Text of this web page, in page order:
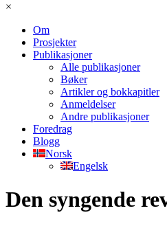
×
Om
Prosjekter
Publikasjoner
Alle publikasjoner
Bøker
Artikler og bokkapitler
Anmeldelser
Andre publikasjoner
Foredrag
Blogg
Norsk
Engelsk
Den syngende